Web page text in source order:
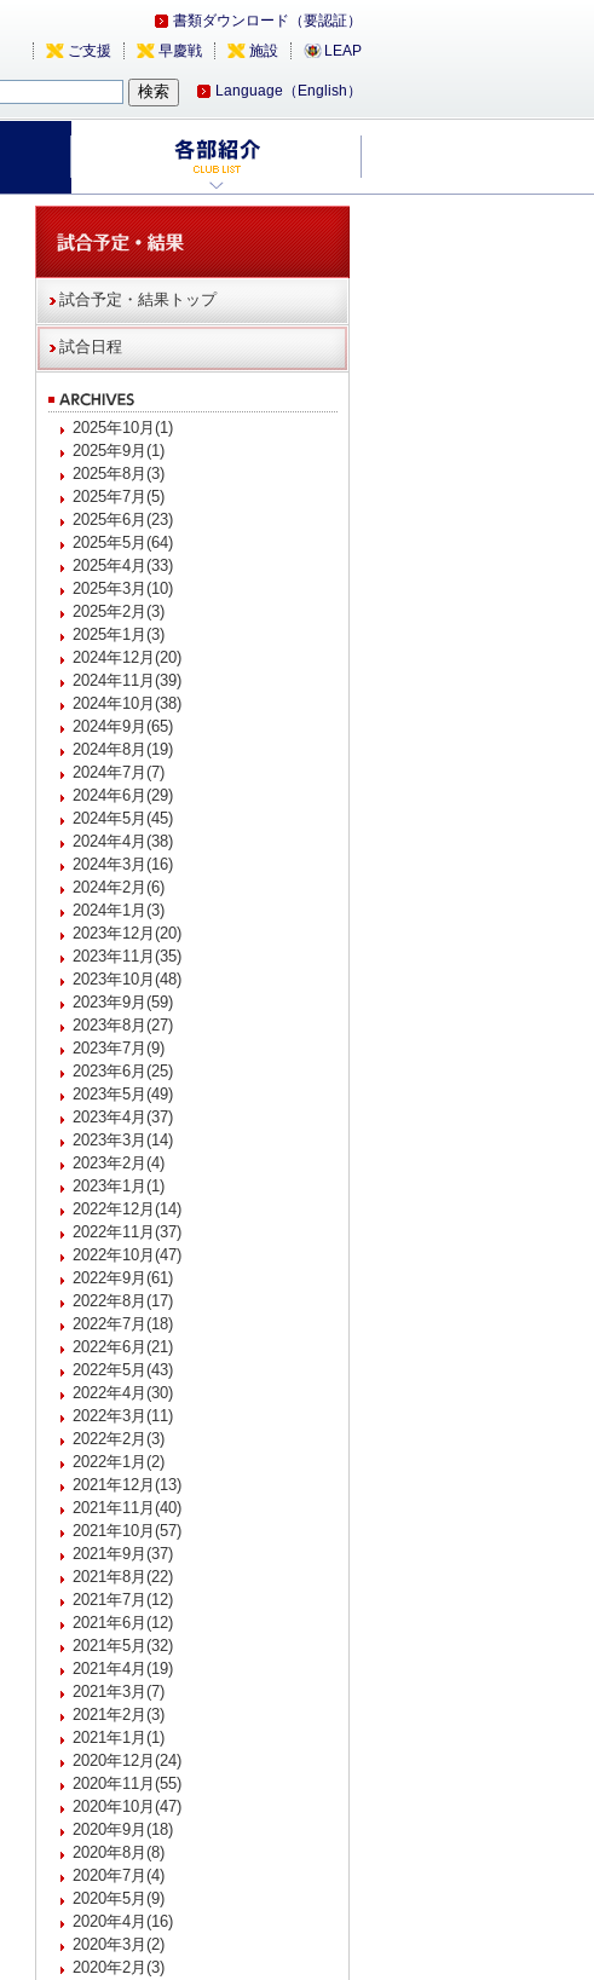
書類ダウンロード（要認証）
LEAP
施設
早慶戦
ご支援
Language（English）
試合予定・結果トップ
試合日程
2025年10月(1)
2025年9月(1)
2025年8月(3)
2025年7月(5)
2025年6月(23)
2025年5月(64)
2025年4月(33)
2025年3月(10)
2025年2月(3)
2025年1月(3)
2024年12月(20)
2024年11月(39)
2024年10月(38)
2024年9月(65)
2024年8月(19)
2024年7月(7)
2024年6月(29)
2024年5月(45)
2024年4月(38)
2024年3月(16)
2024年2月(6)
2024年1月(3)
2023年12月(20)
2023年11月(35)
2023年10月(48)
2023年9月(59)
2023年8月(27)
2023年7月(9)
2023年6月(25)
2023年5月(49)
2023年4月(37)
2023年3月(14)
2023年2月(4)
2023年1月(1)
2022年12月(14)
2022年11月(37)
2022年10月(47)
2022年9月(61)
2022年8月(17)
2022年7月(18)
2022年6月(21)
2022年5月(43)
2022年4月(30)
2022年3月(11)
2022年2月(3)
2022年1月(2)
2021年12月(13)
2021年11月(40)
2021年10月(57)
2021年9月(37)
2021年8月(22)
2021年7月(12)
2021年6月(12)
2021年5月(32)
2021年4月(19)
2021年3月(7)
2021年2月(3)
2021年1月(1)
2020年12月(24)
2020年11月(55)
2020年10月(47)
2020年9月(18)
2020年8月(8)
2020年7月(4)
2020年5月(9)
2020年4月(16)
2020年3月(2)
2020年2月(3)